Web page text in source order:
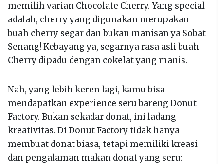
memilih varian Chocolate Cherry. Yang special
adalah, cherry yang digunakan merupakan
buah cherry segar dan bukan manisan ya Sobat
Senang! Kebayang ya, segarnya rasa asli buah
Cherry dipadu dengan cokelat yang manis.
Nah, yang lebih keren lagi, kamu bisa
mendapatkan experience seru bareng Donut
Factory. Bukan sekadar donat, ini ladang
kreativitas. Di Donut Factory tidak hanya
membuat donat biasa, tetapi memiliki kreasi
dan pengalaman makan donat yang seru: